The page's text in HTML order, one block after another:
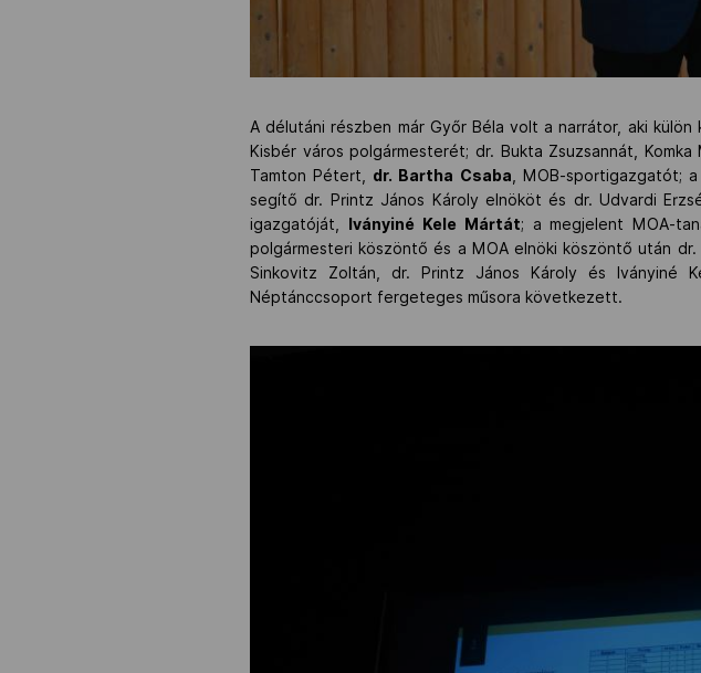
A délutáni részben már Győr Béla volt a narrátor, aki
Kisbér város polgármesterét; dr. Bukta Zsuzsannát,
Tamton Pétert, dr. Bartha Csaba , MOB-sportigazgatót;
segítő dr. Printz János Károly elnököt és dr. Udvardi
igazgatóját,
Iványiné Kele Mártát; a megjelent MOA-
polgármesteri köszöntő és a MOA elnöki köszöntő után
Sinkovitz Zoltán, dr. Printz János Károly és Iványiné
Néptánccsoport fergeteges műsora következett.